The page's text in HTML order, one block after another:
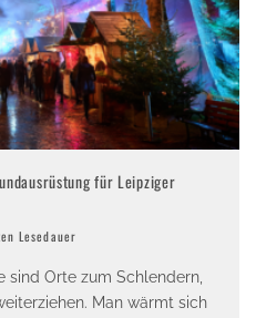
für Leipziger
Lesedauer
sind Orte zum Schlendern,
Man wärmt sich